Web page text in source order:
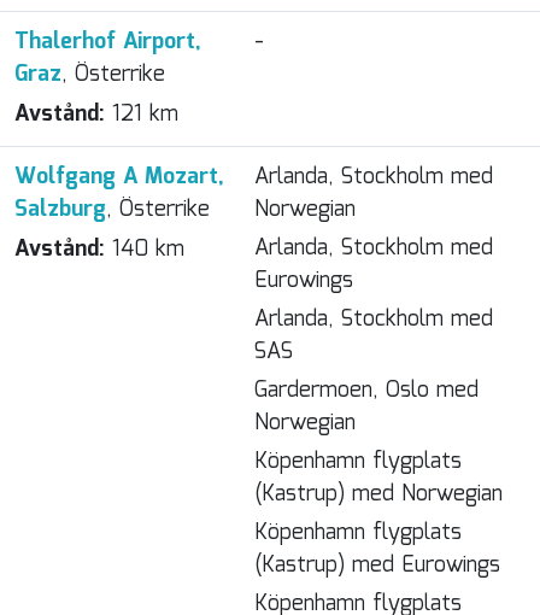
Thalerhof Airport,
Graz, Österrike
Avstånd: 121 km
-
Wolfgang A Mozart,
Salzburg, Österrike
Avstånd: 140 km
Arlanda, Stockholm med
Norwegian
Arlanda, Stockholm med
Eurowings
Arlanda, Stockholm med
SAS
Gardermoen, Oslo med
Norwegian
Köpenhamn flygplats
(Kastrup) med Norwegian
Köpenhamn flygplats
(Kastrup) med Eurowings
Köpenhamn flygplats